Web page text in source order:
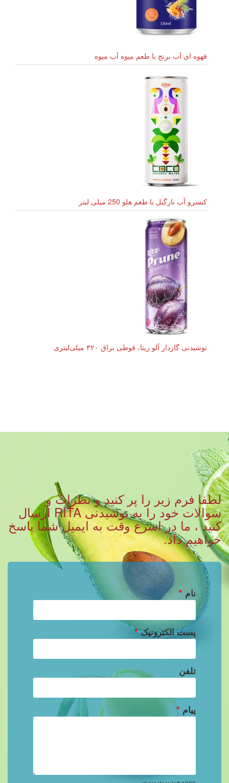
قهوه ای آب برنج با طعم میوه آب میوه
کنسرو آب نارگیل با طعم هلو 250 میلی لیتر
نوشیدنی گازدار آلو ریتا، قوطی براق ۳۲۰ میلی‌لیتری
لطفا فرم زیر را پر کنید و نظرات و
سوالات خود را به نوشیدنی RITA ارسال
کنید ، ما در اسرع وقت به ایمیل شما پاسخ
خواهیم داد.
نام *
پست الکترونیک*
تلفن
پیام *